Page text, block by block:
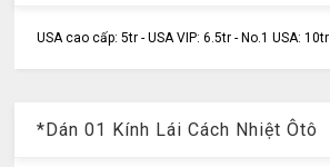
USA cao cấp: 5tr - USA VIP: 6.5tr - No.1 USA: 10tr
*Dán 01 Kính Lái Cách Nhiệt Ôtô